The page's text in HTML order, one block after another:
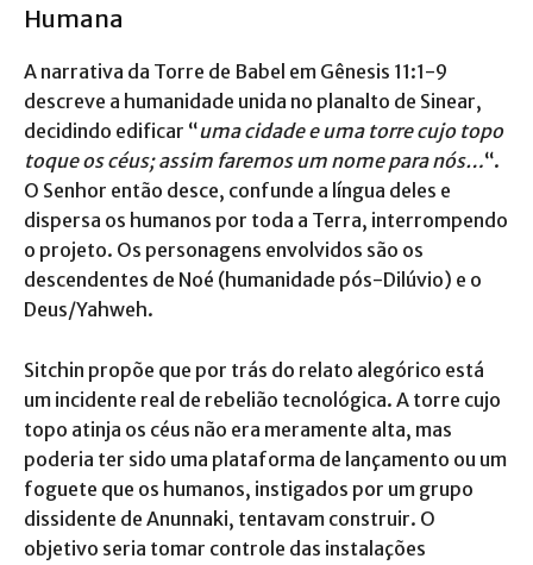
Humana
A narrativa da Torre de Babel em Gênesis 11:1-9
descreve a humanidade unida no planalto de Sinear,
decidindo edificar “uma cidade e uma torre cujo topo
toque os céus; assim faremos um nome para nós…“.
O Senhor então desce, confunde a língua deles e
dispersa os humanos por toda a Terra, interrompendo
o projeto. Os personagens envolvidos são os
descendentes de Noé (humanidade pós-Dilúvio) e o
Deus/Yahweh.
Sitchin propõe que por trás do relato alegórico está
um incidente real de rebelião tecnológica. A torre cujo
topo atinja os céus não era meramente alta, mas
poderia ter sido uma plataforma de lançamento ou um
foguete que os humanos, instigados por um grupo
dissidente de Anunnaki, tentavam construir. O
objetivo seria tomar controle das instalações